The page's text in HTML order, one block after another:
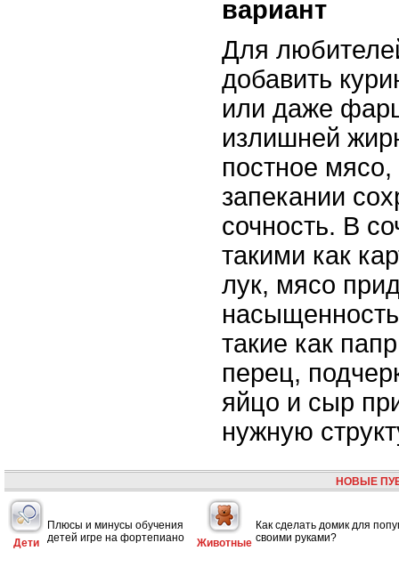
вариант
Для
добавить
или даже
излишней
постное мясо,
запекании
сочность. В
такими как
лук, мясо
такие как
перец,
яйцо и сыр
нужную
НОВЫЕ
Дети
Плюсы и минусы обучения
детей игре на фортепиано
Животные
Как сделать домик для
своими руками?